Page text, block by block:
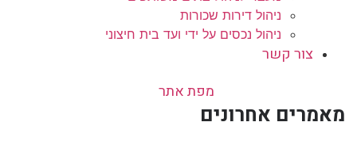
ניהול דירות שכורות
ניהול נכסים על ידי ועד בית חיצוני
צור קשר
מפת אתר
מאמרים אחרונים